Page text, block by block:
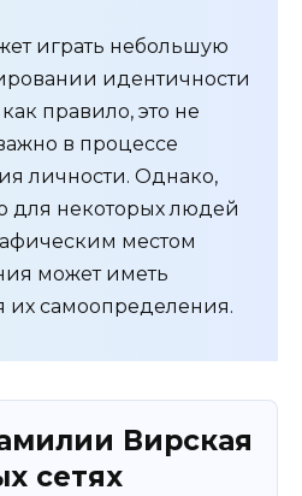
играть небольшую
идентичности
правило, это не
в процессе
личности. Однако,
для некоторых людей
местом
может иметь
их самоопределения.
Вирская
сетях